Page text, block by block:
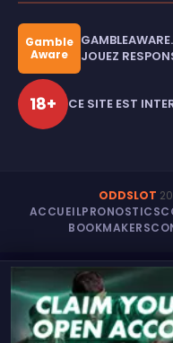
Gamble
Aware
JOUEZ
18+ CE SITE EST
ODDSLOT
ACCUEILPRONOSTICS
BOOKMAKERS